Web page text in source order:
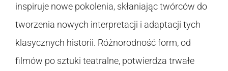
inspiruje nowe pokolenia, skłaniając twórców do
tworzenia nowych interpretacji i adaptacji tych
klasycznych historii. Różnorodność form, od
filmów po sztuki teatralne, potwierdza trwałe